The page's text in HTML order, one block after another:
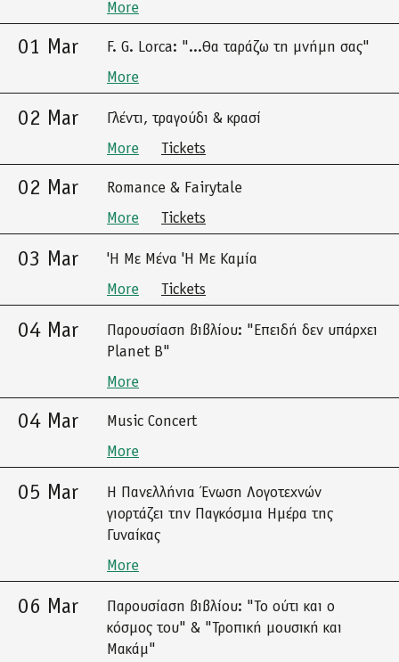
More
01 Mar
F. G. Lorca: "...Θα ταράζω τη μνήμη σας"
More
02 Mar
Γλέντι, τραγούδι & κρασί
More
Tickets
02 Mar
Romance & Fairytale
More
Tickets
03 Mar
'Η Με Μένα 'Η Με Καμία
More
Tickets
04 Mar
Παρουσίαση βιβλίου: "Επειδή δεν υπάρχει
Planet B"
More
04 Mar
Music Concert
More
05 Mar
Η Πανελλήνια Ένωση Λογοτεχνών
γιορτάζει την Παγκόσμια Ημέρα της
Γυναίκας
More
06 Mar
Παρουσίαση βιβλίου: "Το ούτι και ο
κόσμος του" & "Τροπική μουσική και
Μακάμ"